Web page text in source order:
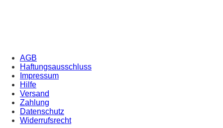
AGB
Haftungsausschluss
Impressum
Hilfe
Versand
Zahlung
Datenschutz
Widerrufsrecht